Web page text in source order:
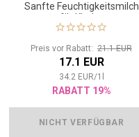
Sanfte Feuchtigkeitsmilch
für Kinder
Preis vor Rabatt: 21.1 EUR
17.1 EUR
34.2 EUR/1
RABATT 19%
NICHT VERFÜGBAR